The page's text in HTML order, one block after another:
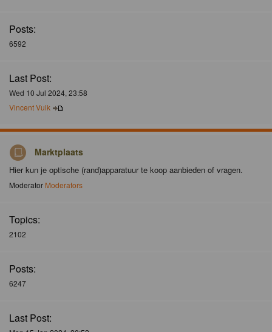
Posts:
6592
Last Post:
Wed 10 Jul 2024, 23:58
Vincent Vuik
Marktplaats
Hier kun je optische (rand)apparatuur te koop aanbieden of vragen.
Moderator Moderators
Topics:
2102
Posts:
6247
Last Post: